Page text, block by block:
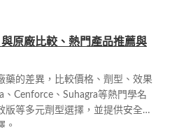
原廠比較、熱門產品推薦與
藥的差異，比較價格、劑型、效果
Cenforce、Suhagra等熱門學名
等多元劑型選擇，並提供安全購
。